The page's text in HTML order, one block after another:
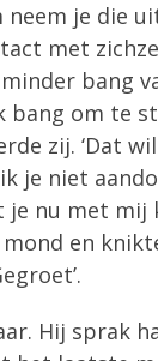
je die
met
bang
bang om
zij. ‘Dat
niet
nu met mij
en
sprak